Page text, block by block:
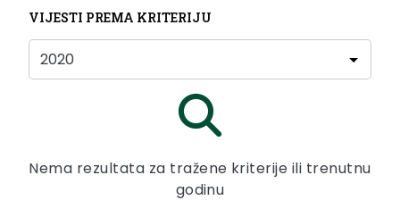
VIJESTI PREMA KRITERIJU
Nema rezultata za tražene kriterije ili trenutnu
godinu